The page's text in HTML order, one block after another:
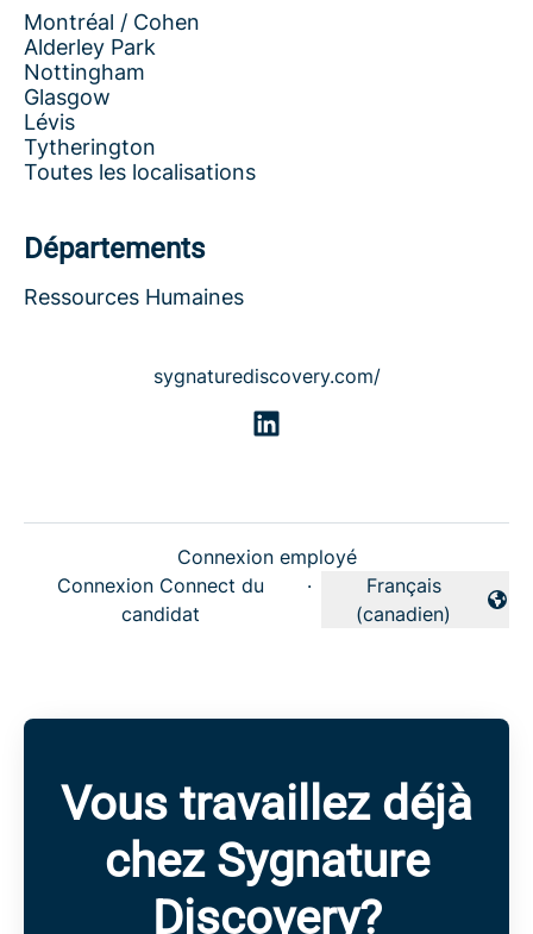
Montréal / Cohen
Alderley Park
Nottingham
Glasgow
Lévis
Tytherington
Toutes les localisations
Départements
Ressources Humaines
sygnaturediscovery.com/
Connexion employé
Connexion Connect du
candidat
·
Changer la langue
Français
(canadien)
Vous travaillez déjà
chez Sygnature
Discovery?